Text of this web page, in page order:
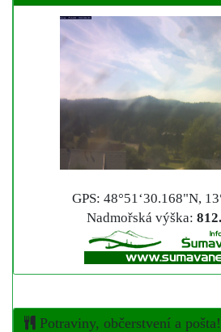
GPS: 48°51‘30.168"N,
Nadmořská výška:
Potraviny, občerstvení a pošta!